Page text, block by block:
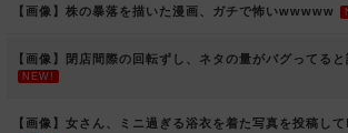
【画像】株の暴落を描いた漫画、ガチで怖いwwwww
【画像】閉店間際の回転ずし、ネタの量がバグってる
NEW!
【画像】女さん、ミニ過ぎる浴衣を着た写真を投稿し